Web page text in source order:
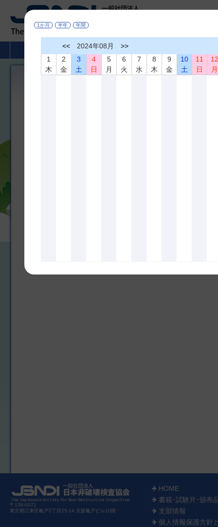
非破壊検査とは
〒136-0071
東京都江東区亀戸2丁目25-14 京阪亀戸ビル10階
HOME
書籍･試験片･頒布
支部情報
個人情報保護方針
1か月 半年 年間
<< 2024年08月
>>
1
木
2
金
3
土
4
日
5
月
6
火
7
水
8
木
9
金
10
土
11
日
月